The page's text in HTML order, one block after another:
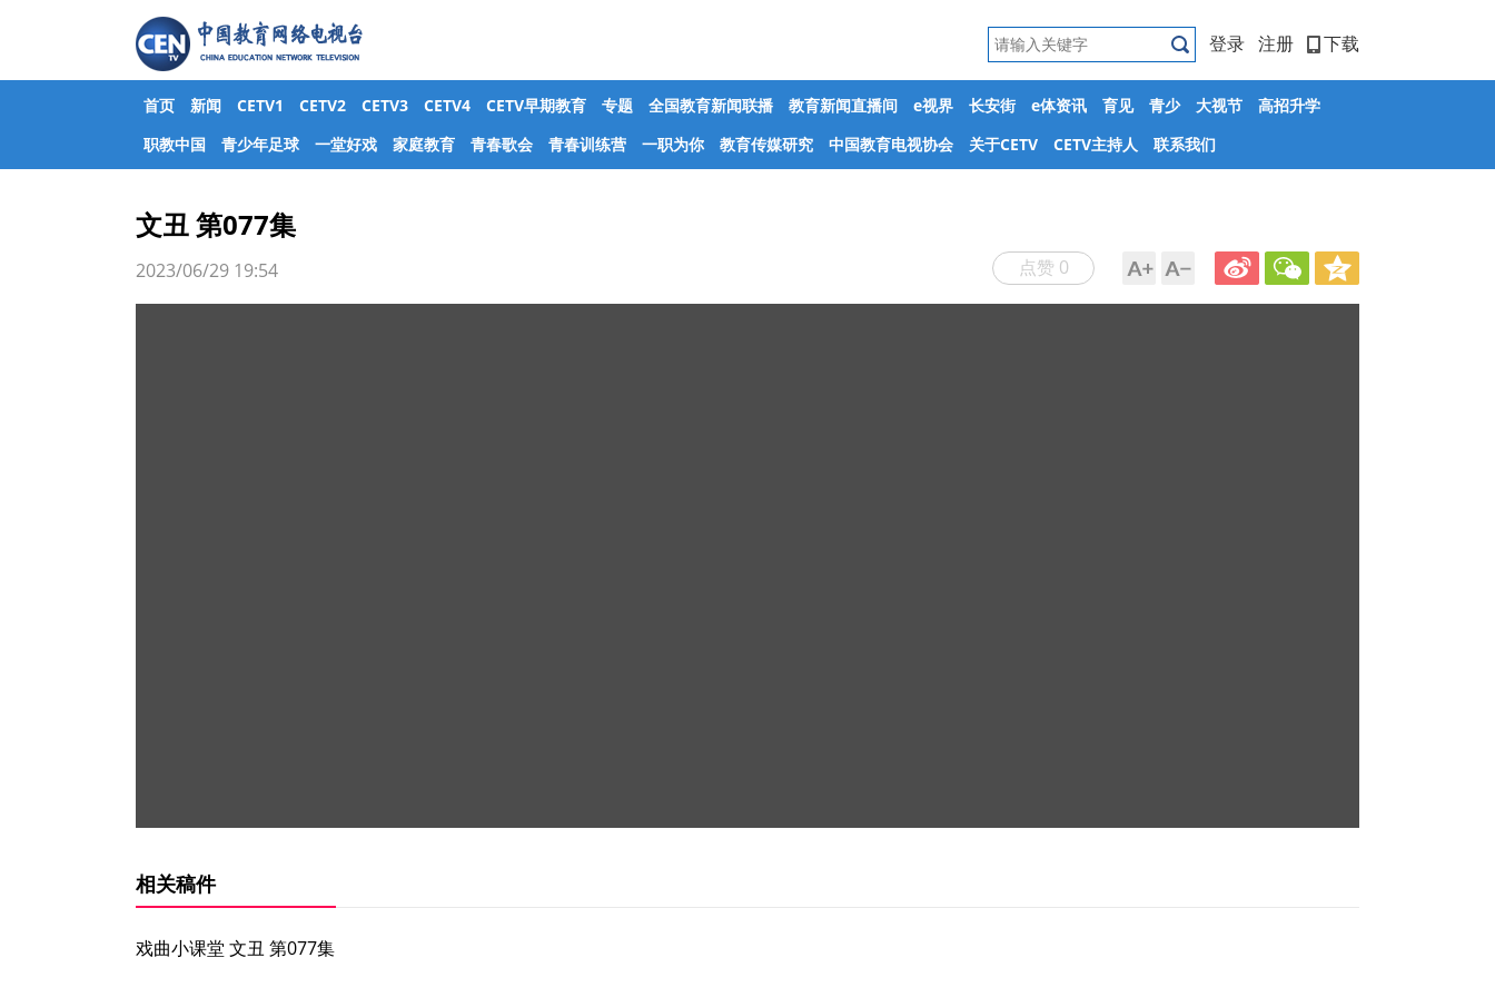
登录 注册 下载
首页 新闻 CETV1 CETV2 CETV3 CETV4 CETV早期教育 专题 全国教育新闻联播 教育新闻直播间 e视界 长安街 e体资讯 育见 青少 大视节
高招升学
职教中国
青少年足球 一堂好戏 家庭教育 青春歌会 青春训练营 一职为你 教育传媒研究 中国教育电视协会 关于CETV CETV主持人 联系我们
文丑 第077集
点赞 0
2023/06/29 19:54
相关稿件
戏曲小课堂 文丑 第077集